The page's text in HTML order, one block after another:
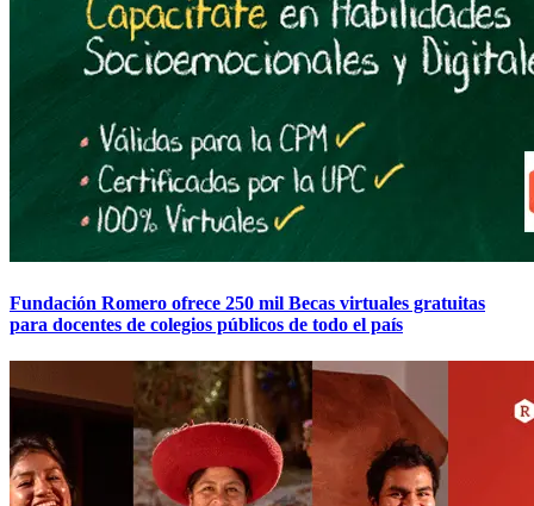
Fundación Romero ofrece 250 mil Becas virtuales gratuitas
para docentes de colegios públicos de todo el país